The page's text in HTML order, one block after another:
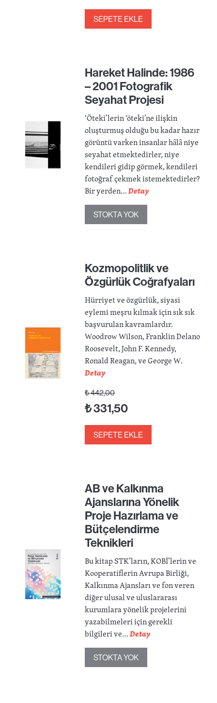
SEPETE EKLE
Hareket Halinde: 1986
– 2001 Fotografik
Seyahat Projesi
‘Öteki’lerin ‘öteki’ne ilişkin
oluşturmuş olduğu bu kadar hazır
görüntü varken insanlar hâlâ niye
seyahat etmektedirler, niye
kendileri gidip görmek, kendileri
fotoğraf çekmek istemektedirler?
Bir yerden…Detay
STOKTA YOK
Kozmopolitlik ve
Özgürlük Coğrafyaları
Hürriyet ve özgürlük, siyasi
eylemi meşru kılmak için sık sık
başvurulan kavramlardır.
Woodrow Wilson, Franklin Delano
Roosevelt, John F. Kennedy,
Ronald Reagan, ve George W.
Detay
₺442,00
₺331,50
SEPETE EKLE
AB ve Kalkınma
Ajanslarına Yönelik
Proje Hazırlama ve
Bütçelendirme
Teknikleri
Bu kitap STK’ların, KOBİ’lerin ve
Kooperatiflerin Avrupa Birliği,
Kalkınma Ajansları ve fon veren
diğer ulusal ve uluslararası
kurumlara yönelik projelerini
yazabilmeleri için gerekli
bilgileri ve…Detay
STOKTA YOK